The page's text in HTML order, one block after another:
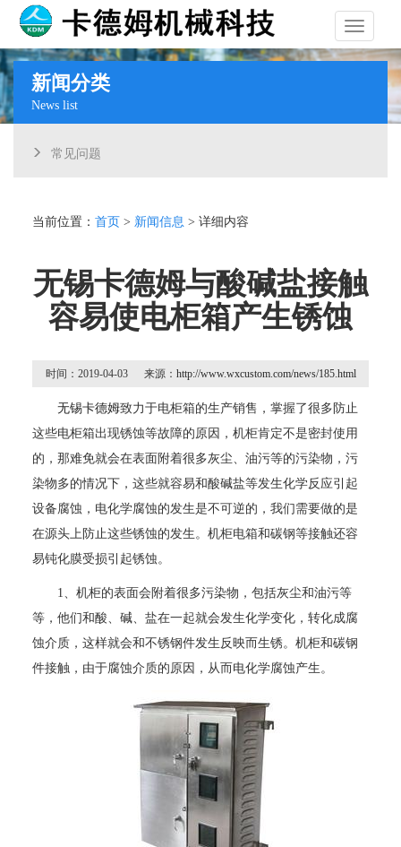
导
新闻分类
News list
常见问题
当前位置： 首页 > 新闻信息 > 详细内容
无锡卡德姆与酸碱盐接触
容易使电柜箱产生锈蚀
时间：2019-04-03 来源： http://www.wxcustom.com/news/185.html
无锡卡德姆致力于电柜箱的生产销售，掌握了很多防止
这些电柜箱出现锈蚀等故障的原因，机柜肯定不是密封使用
的，那难免就会在表面附着很多灰尘、油污等的污染物，污
染物多的情况下，这些就容易和酸碱盐等发生化学反应引起
设备腐蚀，电化学腐蚀的发生是不可逆的，我们需要做的是
在源头上防止这些锈蚀的发生。机柜电箱和碳钢等接触还容
易钝化膜受损引起锈蚀。
1、机柜的表面会附着很多污染物，包括灰尘和油污等
等，他们和酸、碱、盐在一起就会发生化学变化，转化成腐
蚀介质，这样就会和不锈钢件发生反映而生锈。机柜和碳钢
件接触，由于腐蚀介质的原因，从而电化学腐蚀产生。